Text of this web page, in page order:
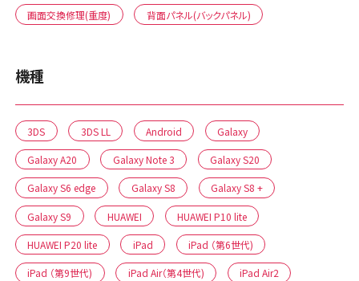
画面交換修理(重度) 背面パネル(バックパネル)
機種
3DS 3DS LL Android Galaxy
Galaxy A20 Galaxy Note 3 Galaxy S20
Galaxy S6 edge Galaxy S8 Galaxy S8 +
Galaxy S9 HUAWEI HUAWEI P10 lite
HUAWEI P20 lite iPad iPad （第6世代)
iPad （第9世代) iPad Air（第4世代) iPad Air2